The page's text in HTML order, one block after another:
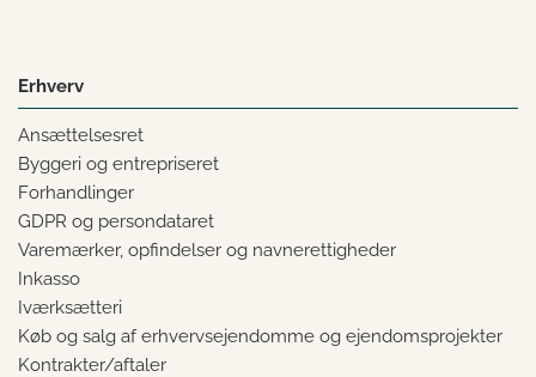
Erhverv
Ansættelsesret
Byggeri og entrepriseret
Forhandlinger
GDPR og persondataret
Varemærker, opfindelser og navnerettigheder
Inkasso
Iværksætteri
Køb og salg af erhvervsejendomme og ejendomsprojekter
Kontrakter/aftaler